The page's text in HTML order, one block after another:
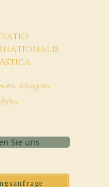
bringen
Sie uns